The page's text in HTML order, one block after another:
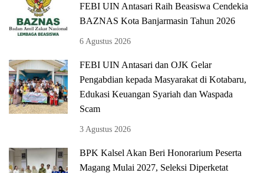
FEBI UIN Antasari Raih Beasiswa Cendekia
BAZNAS Kota Banjarmasin Tahun 2026
6 Agustus 2026
FEBI UIN Antasari dan OJK Gelar
Pengabdian kepada Masyarakat di Kotabaru,
Edukasi Keuangan Syariah dan Waspada
Scam
3 Agustus 2026
BPK Kalsel Akan Beri Honorarium Peserta
Magang Mulai 2027, Seleksi Diperketat